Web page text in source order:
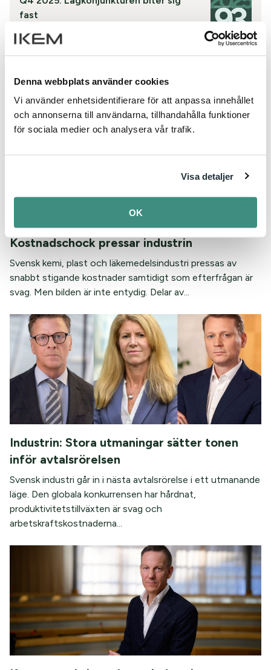
Denna webbplats använder cookies
Vi använder enhetsidentifierare för att anpassa innehållet
och annonserna till användarna, tillhandahålla funktioner
för sociala medier och analysera vår trafik.
Visa detaljer
OK
fast
16 feb. 2026
Läs även
Industribarometern Q1 2026:
Kostnadschock pressar industrin
Svensk kemi, plast och läkemedelsindustri pressas av
snabbt stigande kostnader samtidigt som efterfrågan är
svag. Men bilden är inte entydig. Delar av...
Industrin: Stora utmaningar sätter tonen
inför avtalsrörelsen
Svensk industri går in i nästa avtalsrörelse i ett utmanande
läge. Den globala konkurrensen har hårdnat,
produktivitetstillväxten är svag och
arbetskraftskostnaderna...